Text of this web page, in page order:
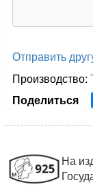
Отправить
Производство:
Поделиться
На